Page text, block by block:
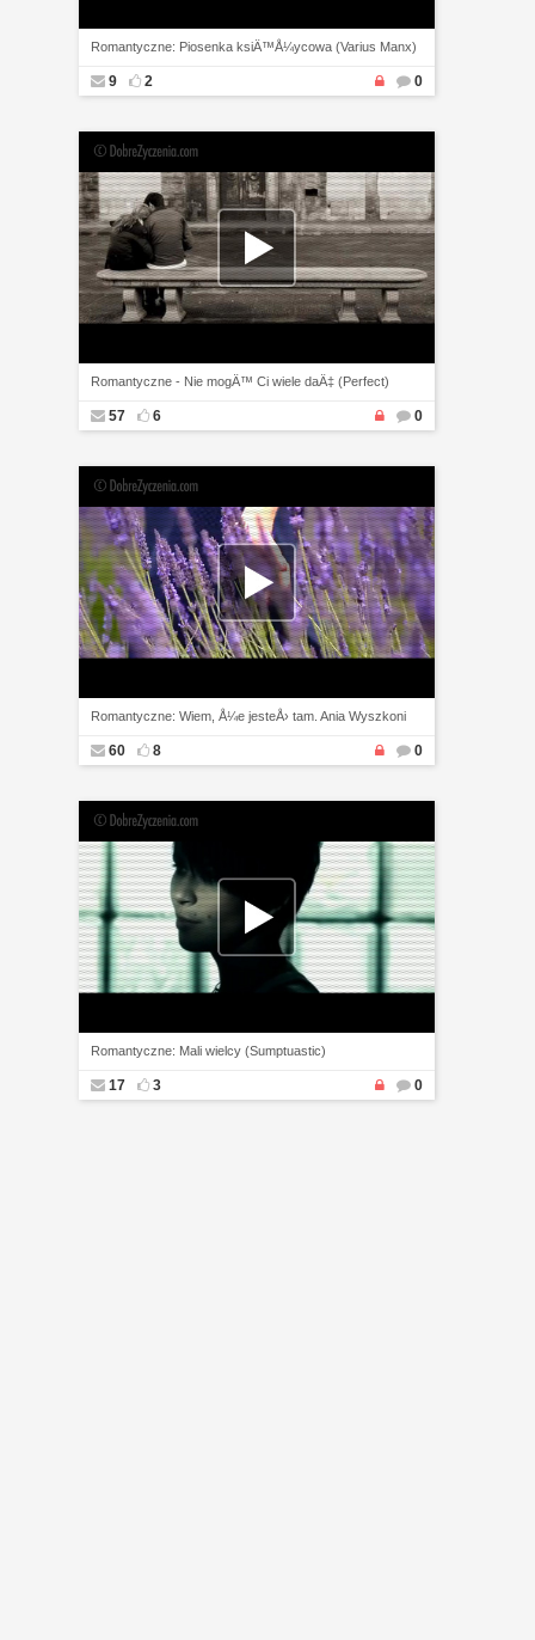
Romantyczne: Piosenka ksiÄ™Å¼ycowa (Varius Manx)
9 2 0
Romantyczne - Nie mogÄ™ Ci wiele daÄ‡ (Perfect)
57 6 0
Romantyczne: Wiem, Å¼e jesteÅ› tam. Ania Wyszkoni
60 8 0
Romantyczne: Mali wielcy (Sumptuastic)
17 3 0